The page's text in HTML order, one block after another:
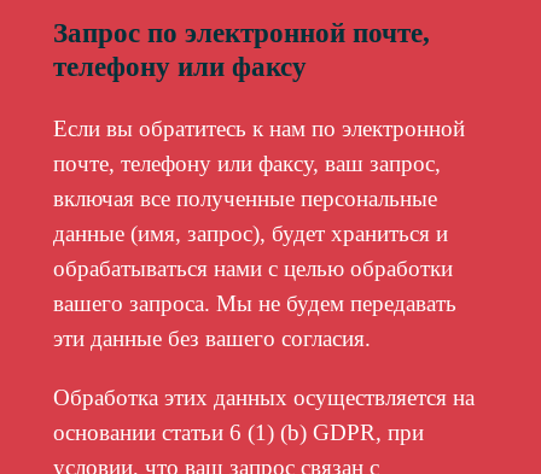
Запрос по электронной почте,
телефону или факсу
Если вы обратитесь к нам по электронной
почте, телефону или факсу, ваш запрос,
включая все полученные персональные
данные (имя, запрос), будет храниться и
обрабатываться нами с целью обработки
вашего запроса. Мы не будем передавать
эти данные без вашего согласия.
Обработка этих данных осуществляется на
основании статьи 6 (1) (b) GDPR, при
условии, что ваш запрос связан с